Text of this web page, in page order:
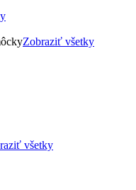
Zobraziť všetky
všetky